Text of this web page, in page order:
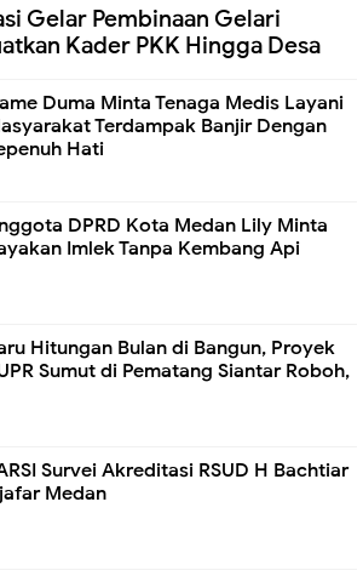
Gelar Pembinaan Gelari
Kader PKK Hingga Desa
Duma Minta Tenaga Medis Layani
Terdampak Banjir Dengan
Hati
DPRD Kota Medan Lily Minta
Imlek Tanpa Kembang Api
Hitungan Bulan di Bangun, Proyek
Sumut di Pematang Siantar Roboh,
Survei Akreditasi RSUD H Bachtiar
Medan